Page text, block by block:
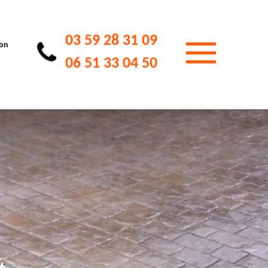
03 59 28 31 09
06 51 33 04 50